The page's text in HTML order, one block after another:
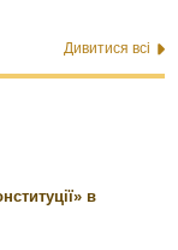
Дивитися всі
в